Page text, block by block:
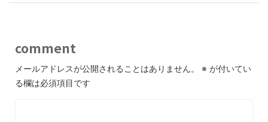
comment
メールアドレスが公開されることはありません。 ※ が付いてい
る欄は必須項目です